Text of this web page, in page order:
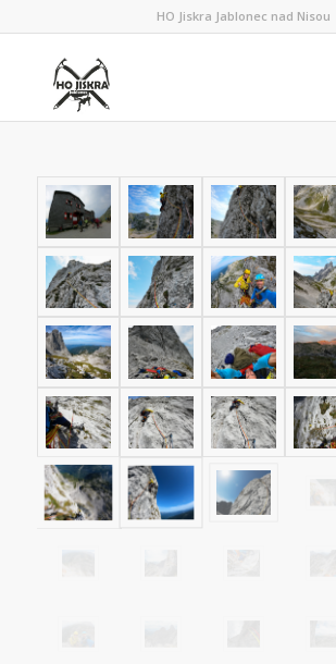
HO Jiskra Jablonec nad Nisou